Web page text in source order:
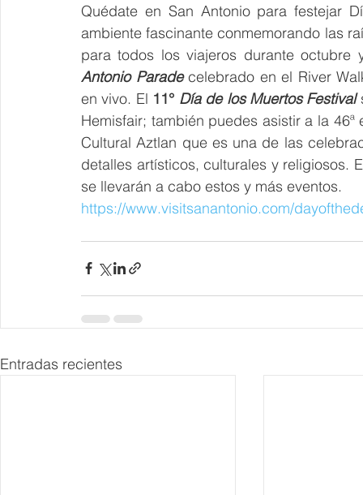
Quédate en San Antonio para festejar
ambiente fascinante conmemorando las
para todos los viajeros durante
Antonio Parade celebrado en el River
en vivo. El 11° Día de los Muertos Festival
Hemisfair; también puedes asistir a la
Cultural Aztlan que es una de las
detalles artísticos, culturales y religiosos.
se llevarán a cabo estos y más eventos.
https://www.visitsanantonio.com/
Entradas recientes